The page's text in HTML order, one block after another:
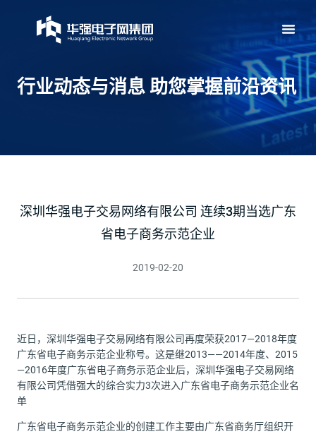
行业动态与消息 助您掌握前沿资讯
深圳华强电子交易网络有限公司 连续3期当选广东
省电子商务示范企业
2019-02-20
近日，深圳华强电子交易网络有限公司再度荣获2017—2018年度
广东省电子商务示范企业称号。这是继2013——2014年度、2015
—2016年度广东省电子商务示范企业后，深圳华强电子交易网络
有限公司凭借强大的综合实力3次进入广东省电子商务示范企业名
单
广东省电子商务示范企业的创建工作主要由广东省商务厅组织开